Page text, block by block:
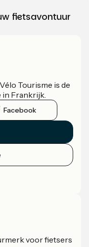
fietsavontuur
Tourisme is de
in Frankrijk.
Facebook
voor fietsers